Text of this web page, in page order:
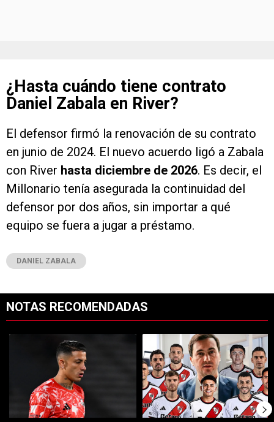
¿Hasta cuándo tiene contrato
Daniel Zabala en River?
El defensor firmó la renovación de su contrato
en junio de 2024. El nuevo acuerdo ligó a Zabala
con River hasta diciembre de 2026. Es decir, el
Millonario tenía asegurada la continuidad del
defensor por dos años, sin importar a qué
equipo se fuera a jugar a préstamo.
DANIEL ZABALA
NOTAS RECOMENDADAS
Un artículo de tendencia con el título "Kevin Castaño se va de
Un artículo de tendencia con el